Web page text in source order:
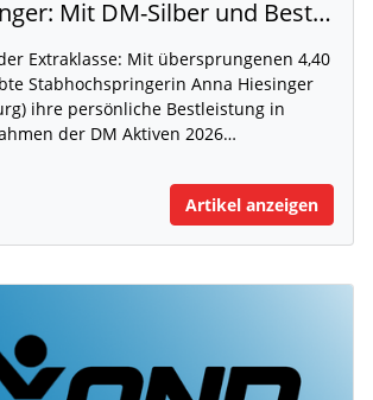
Anna Hiesinger: Mit DM-Silber und Bestleistung zur U20-WM
Extraklasse: Mit übersprungenen 4,40
Stabhochspringerin Anna Hiesinger
ihre persönliche Bestleistung in
der DM Aktiven 2026…
Artikel anzeigen